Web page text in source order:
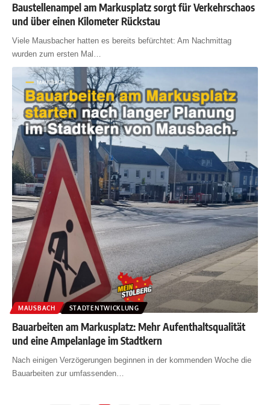
Baustellenampel am Markusplatz sorgt für Verkehrschaos
und über einen Kilometer Rückstau
Viele Mausbacher hatten es bereits befürchtet: Am Nachmittag
wurden zum ersten Mal …
MAUSBACH STADTENTWICKLUNG
Bauarbeiten am Markusplatz: Mehr Aufenthaltsqualität
und eine Ampelanlage im Stadtkern
Nach einigen Verzögerungen beginnen in der kommenden Woche die
Bauarbeiten zur umfassenden…